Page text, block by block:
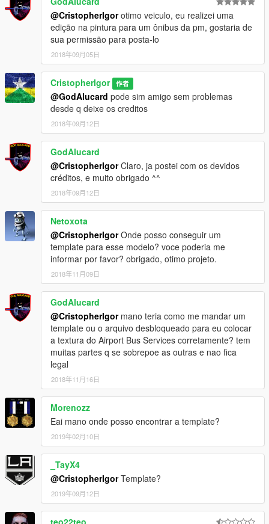
@CristopherIgorotimo veiculo, eu realizei uma
edição na pintura para um ônibus da pm, gostaria de
sua permissão para posta-lo
2018年09月05日
CristopherIgor 作者
@GodAlucard pode sim amigo sem problemas
desde q deixe os creditos
2018年09月12日
GodAlucard
@CristopherIgorClaro, ja postei com os devidos
créditos, e muito obrigado ^^
2018年09月12日
Netoxota
@CristopherIgorOnde posso conseguir um
template para esse modelo? voce poderia me
informar por favor? obrigado, otimo projeto.
2018年11月09日
GodAlucard
@CristopherIgormano teria como me mandar um
template ou o arquivo desbloqueado para eu colocar
a textura do Airport Bus Services corretamente? tem
muitas partes q se sobrepoe as outras e nao fica
legal
2018年11月16日
Morenozz
Eai mano onde posso encontrar a template?
2019年02月10日
_TayX4
@CristopherIgorTemplate?
2019年09月12日